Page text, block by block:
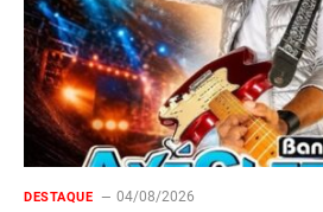
DESTAQUE 04/08/2026